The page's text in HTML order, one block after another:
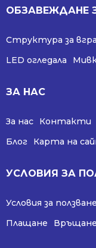
ОБЗАВЕЖДАНЕ
Структура за
LED огледала
ЗА НАС
За нас Контакти
Блог
Карта на
УСЛОВИЯ ЗА
Условия за ползване
Плащане
Връщане